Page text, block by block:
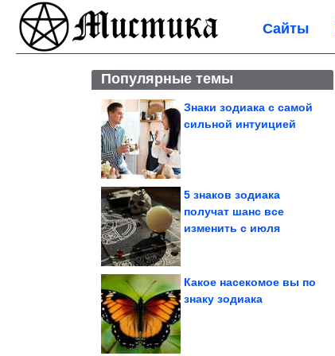
Сайты
Популярные темы
Знаки зодиака с самой
сильной интуицией
5 знаков зодиака
получат шанс все
изменить с июля
Какое насекомое вы по
знаку зодиака